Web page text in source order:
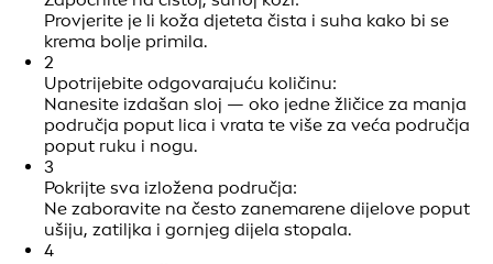
Provjerite je li koža djeteta čista i suha kako bi se
krema bolje primila.
2
Upotrijebite odgovarajuću količinu:
Nanesite izdašan sloj — oko jedne žličice za manja
područja poput lica i vrata te više za veća područja
poput ruku i nogu.
3
Pokrijte sva izložena područja:
Ne zaboravite na često zanemarene dijelove poput
ušiju, zatiljka i gornjeg dijela stopala.
4